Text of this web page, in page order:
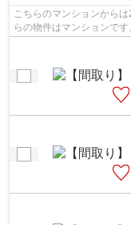
こちらのマンションから
らの物件はマンションで